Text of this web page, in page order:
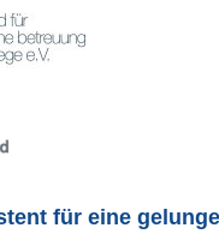
für eine